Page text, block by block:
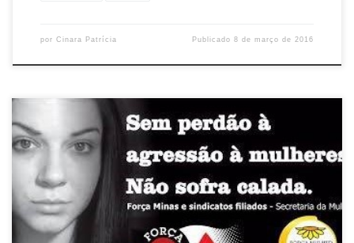
por Cinara Patrícia Publicado8 de março de 2016
As frases “Sem perdão à agressão à mulheres. Não sofra calada”
resumem a campanha da Força Minas e sindicatos filiados contra a
violência contra a mulheres. A iniciativa foi apresentada por Maria
Nelcy R. O. da Costa, Secretaria da Mulher da Força Minas, que
sugeriu ao presidente Vandeir Messias a confecção […]